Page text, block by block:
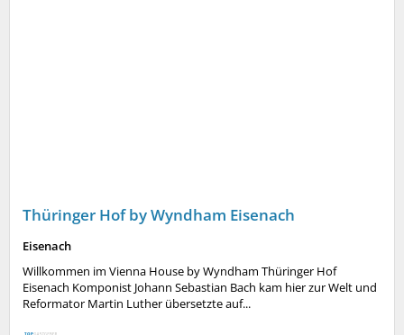
Thüringer Hof by Wyndham Eisenach
Eisenach
Willkommen im Vienna House by Wyndham Thüringer Hof
Eisenach Komponist Johann Sebastian Bach kam hier zur Welt und
Reformator Martin Luther übersetzte auf...